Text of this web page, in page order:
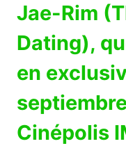
Jae-Rim
Dating),
en
Cinépolis